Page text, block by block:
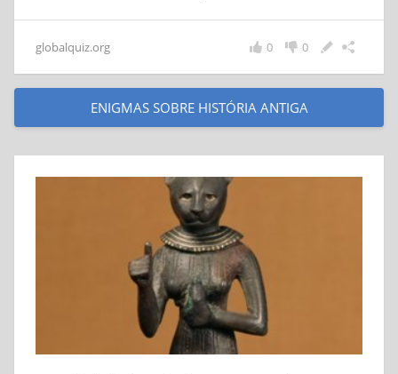
globalquiz.org 0
0
ENIGMAS SOBRE HISTÓRIA ANTIGA